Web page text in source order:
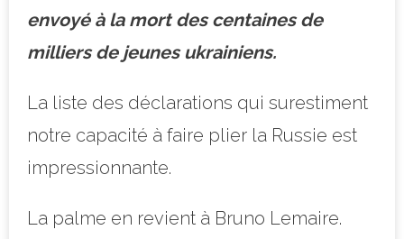
envoyé à la mort des centaines de
milliers de jeunes ukrainiens.
La liste des déclarations qui surestiment
notre capacité à faire plier la Russie est
impressionnante.
La palme en revient à Bruno Lemaire.